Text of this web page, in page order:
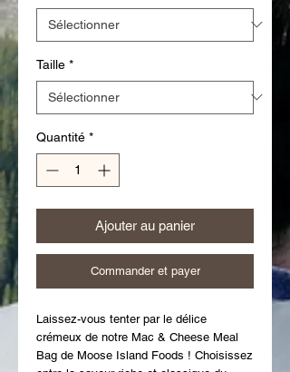
Taille *
Quantité *
Ajouter au panier
Commander et payer
Laissez-vous tenter par le délice
crémeux de notre Mac & Cheese Meal
Bag de Moose Island Foods ! Choisissez